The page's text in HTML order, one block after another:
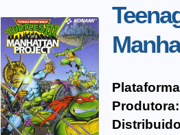
Produtora: